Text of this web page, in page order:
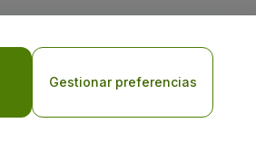
Móviles
Gestionar preferencias